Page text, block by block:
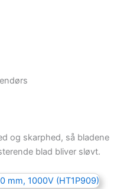
og skarphed, så bladene
blad bliver sløvt.